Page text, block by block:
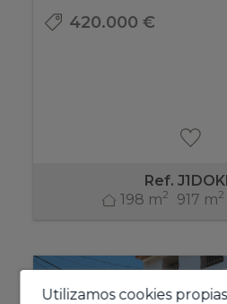
420.000 €
Ref.
198 m2 917 m2
Utilizamos cookies